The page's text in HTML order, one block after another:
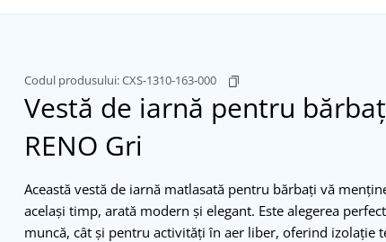
Codul produsului:CXS-1310-163-000
Vestă de iarnă pentru
RENO Gri
Această vestă de iarnă matlasată pentru bărbați vă
același timp, arată modern și elegant. Este alegerea
muncă, cât și pentru activități în aer liber, oferind izolație